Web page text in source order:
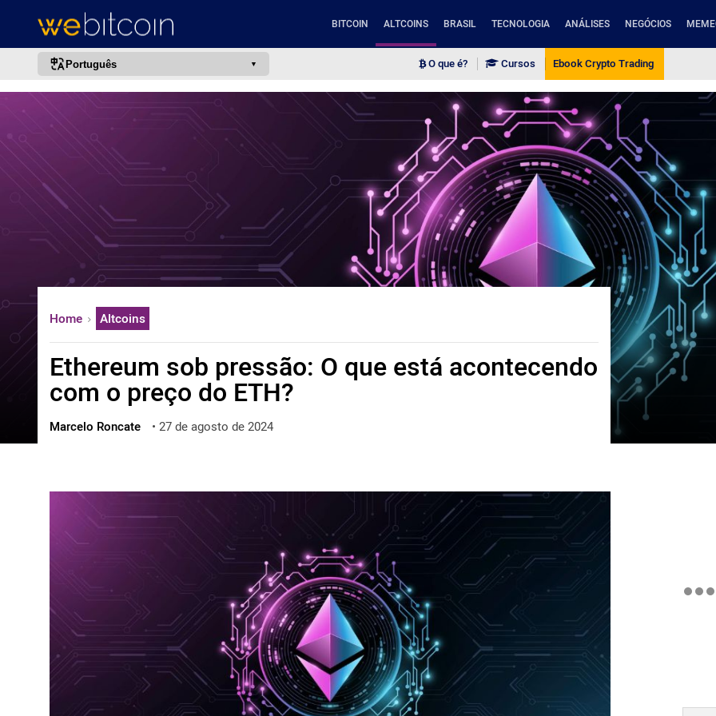
BITCOIN ALTCOINS BRASIL TECNOLOGIA ANÁLISES NEGÓCIOS
Português
español
deutsch
日本語
中文
한국어
العربية
ไทย
ქართული
O que é? Cursos Ebook Crypto Trading
Home Altcoins
Ethereum sob pressão: O que está acontecendo
com o preço do ETH?
Marcelo Roncate • 27 de agosto de 2024